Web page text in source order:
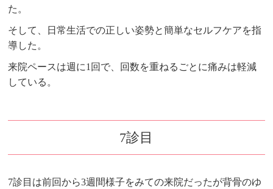
た。
そして、日常生活での正しい姿勢と簡単なセルフケアを指
導した。
来院ペースは週に1回で、回数を重ねるごとに痛みは軽減
している。
7診目
7診目は前回から3週間様子をみての来院だったが背骨のゆ